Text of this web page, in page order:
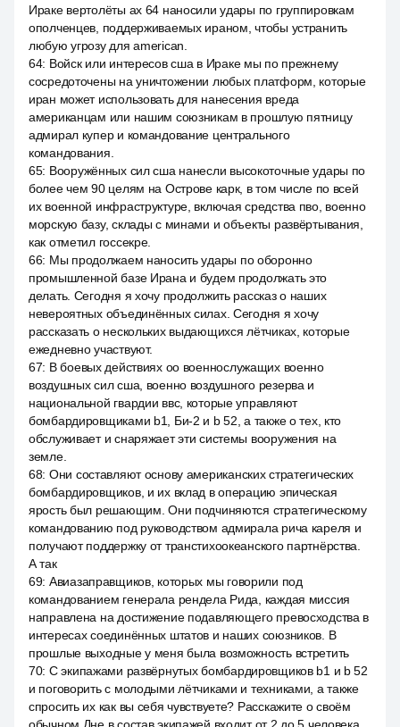
Ираке вертолёты ах 64 наносили удары по группировкам
ополченцев, поддерживаемых ираном, чтобы устранить
любую угрозу для american.
64: Войск или интересов сша в Ираке мы по прежнему
сосредоточены на уничтожении любых платформ, которые
иран может использовать для нанесения вреда
американцам или нашим союзникам в прошлую пятницу
адмирал купер и командование центрального
командования.
65: Вооружённых сил сша нанесли высокоточные удары по
более чем 90 целям на Острове карк, в том числе по всей
их военной инфраструктуре, включая средства пво, военно
морскую базу, склады с минами и объекты развёртывания,
как отметил госсекре.
66: Мы продолжаем наносить удары по оборонно
промышленной базе Ирана и будем продолжать это
делать. Сегодня я хочу продолжить рассказ о наших
невероятных объединённых силах. Сегодня я хочу
рассказать о нескольких выдающихся лётчиках, которые
ежедневно участвуют.
67: В боевых действиях оо военнослужащих военно
воздушных сил сша, военно воздушного резерва и
национальной гвардии ввс, которые управляют
бомбардировщиками b1, Би-2 и b 52, а также о тех, кто
обслуживает и снаряжает эти системы вооружения на
земле.
68: Они составляют основу американских стратегических
бомбардировщиков, и их вклад в операцию эпическая
ярость был решающим. Они подчиняются стратегическому
командованию под руководством адмирала рича кареля и
получают поддержку от транстихоокеанского партнёрства.
А так
69: Авиазаправщиков, которых мы говорили под
командованием генерала рендела Рида, каждая миссия
направлена на достижение подавляющего превосходства в
интересах соединённых штатов и наших союзников. В
прошлые выходные у меня была возможность встретить
70: С экипажами развёрнутых бомбардировщиков b1 и b 52
и поговорить с молодыми лётчиками и техниками, а также
спросить их как вы себя чувствуете? Расскажите о своём